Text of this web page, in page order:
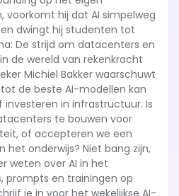
voorkomt hij dat AI simpelweg
dwingt hij studenten tot
De strijd om datacenters en
de wereld van rekenkracht
Michiel Bakker waarschuwt
de beste AI-modellen kan
investeren in infrastructuur. Is
te bouwen voor
of accepteren we een
het onderwijs? Niet bang zijn,
weten over AI in het
prompts en trainingen op
je in voor het wekelijkse AI-